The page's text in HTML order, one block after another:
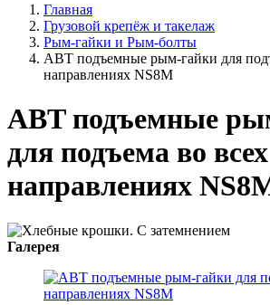
Главная
Грузовой крепёж и такелаж
Рым-гайки и Рым-болты
ABT подъемные рым-гайки для
направлениях NS8M
ABT подъемные
для подъема во всех
направлениях
Галерея